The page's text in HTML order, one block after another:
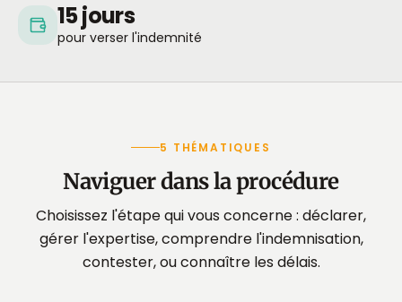
15 jours
pour verser l'indemnité
5 THÉMATIQUES
Naviguer dans la procédure
Choisissez l'étape qui vous concerne : déclarer,
gérer l'expertise, comprendre l'indemnisation,
contester, ou connaître les délais.